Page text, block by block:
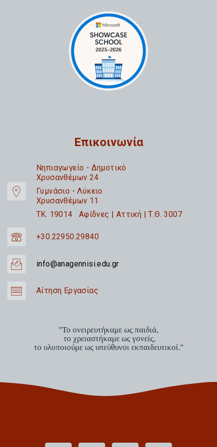
Επικοινωνία
Nηπιαγωγείο - Δημοτικό
Χρυσανθέμων 24
Γυμνάσιο - Λύκειο
Χρυσανθέμων 11
TK. 19014 Αφίδνες | Αττική | Τ.Θ. 3007
+30.22950.29840
info@anagennisi.edu.gr
Αίτηση Εργασίας
"Το ονειρευτήκαμε ως παιδιά,
το χρειαστήκαμε ως γονείς,
το υλοποιούμε ως υπεύθυνοι εκπαιδευτικοί."